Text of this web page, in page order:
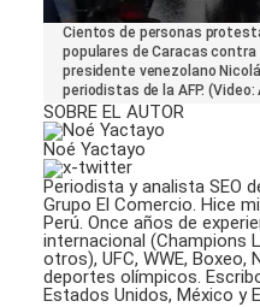
seconds
36
seconds
Cientos de personas
populares de Caracas
presidente venezolano
periodistas de la AFP. (Video:
SOBRE EL AUTOR
Noé Yactayo
Periodista y analista SEO
Grupo El Comercio. Hice
Perú. Once años de
internacional (Champions
otros), UFC, WWE, Boxeo,
deportes olímpicos.
Estados Unidos, México y